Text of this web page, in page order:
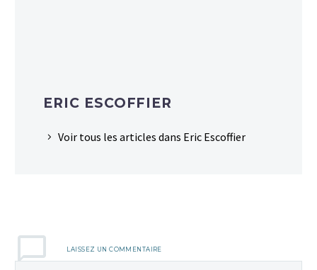
ERIC ESCOFFIER
Voir tous les articles dans Eric Escoffier
LAISSEZ UN COMMENTAIRE